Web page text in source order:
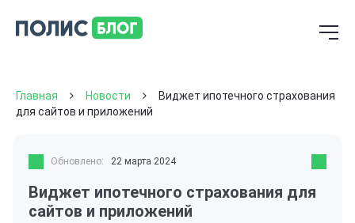
Главная Новости
Виджет ипотечного страхования
для сайтов и приложений
Обновлено: 22 марта 2024
Виджет ипотечного страхования для
сайтов и приложений